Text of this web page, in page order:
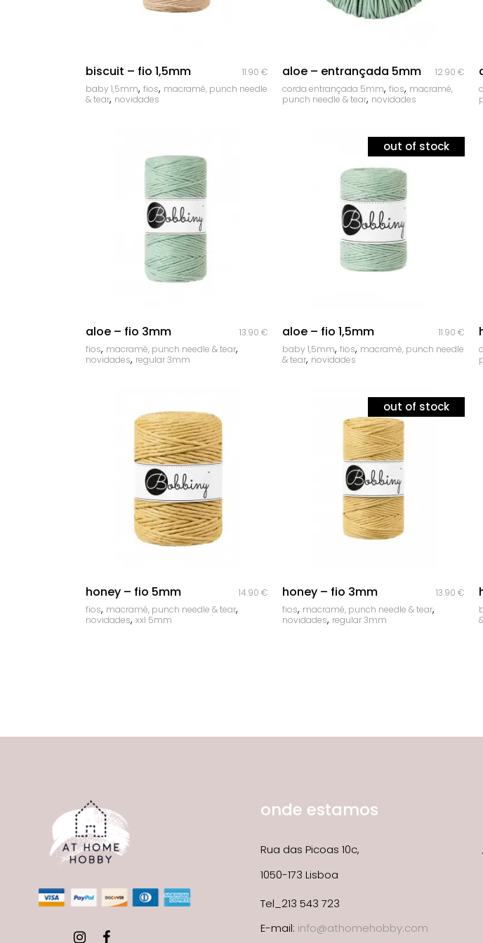
biscuit – fio 1,5mm 11.90 €
baby 1,5mm, fios, macramé, punch needle
& tear, novidades
aloe – entrançada 5mm 12.90 €
corda entrançada 5mm, fios, macramé,
punch needle & tear, novidades
aloe – fio 3mm 13.90 €
fios, macramé, punch needle & tear,
novidades, regular 3mm
out of stock
aloe – fio 1,5mm 11.90 €
baby 1,5mm, fios, macramé, punch needle
& tear, novidades
honey – fio 5mm 14.90 €
fios, macramé, punch needle & tear,
novidades, xxl 5mm
out of stock
honey – fio 3mm 13.90 €
fios, macramé, punch needle & tear,
novidades, regular 3mm
onde estamos
Rua das Picoas 10c,
1050-173 Lisboa
Tel_213 543 723
E-mail: info@athomehobby.com